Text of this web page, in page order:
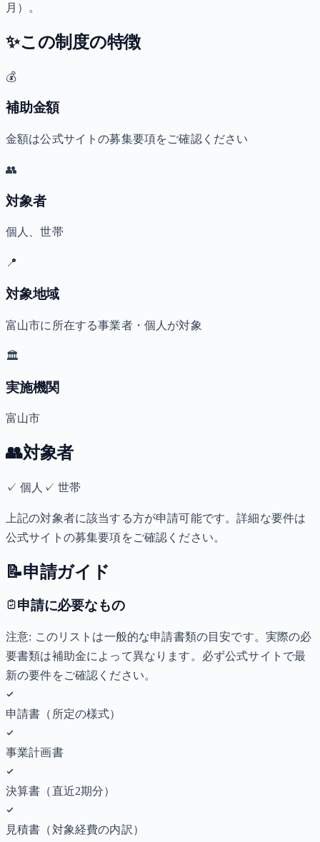
月）。
✨この制度の特徴
💰
補助金額
金額は公式サイトの募集要項をご確認ください
👥
対象者
個人、世帯
📍
対象地域
富山市に所在する事業者・個人が対象
🏛️
実施機関
富山市
👥対象者
✓個人 ✓ 世帯
上記の対象者に該当する方が申請可能です。詳細な要件は
公式サイトの募集要項をご確認ください。
📝申請ガイド
申請に必要なもの
注意: このリストは一般的な申請書類の目安です。実際の必
要書類は補助金によって異なります。必ず公式サイトで最
新の要件をご確認ください。
申請書（所定の様式）
事業計画書
決算書（直近2期分）
見積書（対象経費の内訳）